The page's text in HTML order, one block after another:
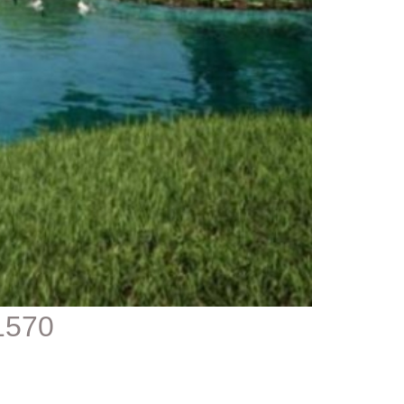
1570 - דירה למכירה בפרויקט